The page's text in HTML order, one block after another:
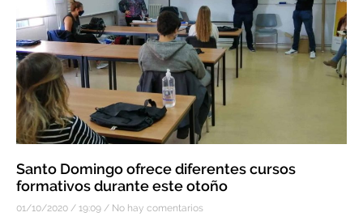
Santo Domingo ofrece diferentes cursos
formativos durante este otoño
01/10/2020 19:09 No hay comentarios